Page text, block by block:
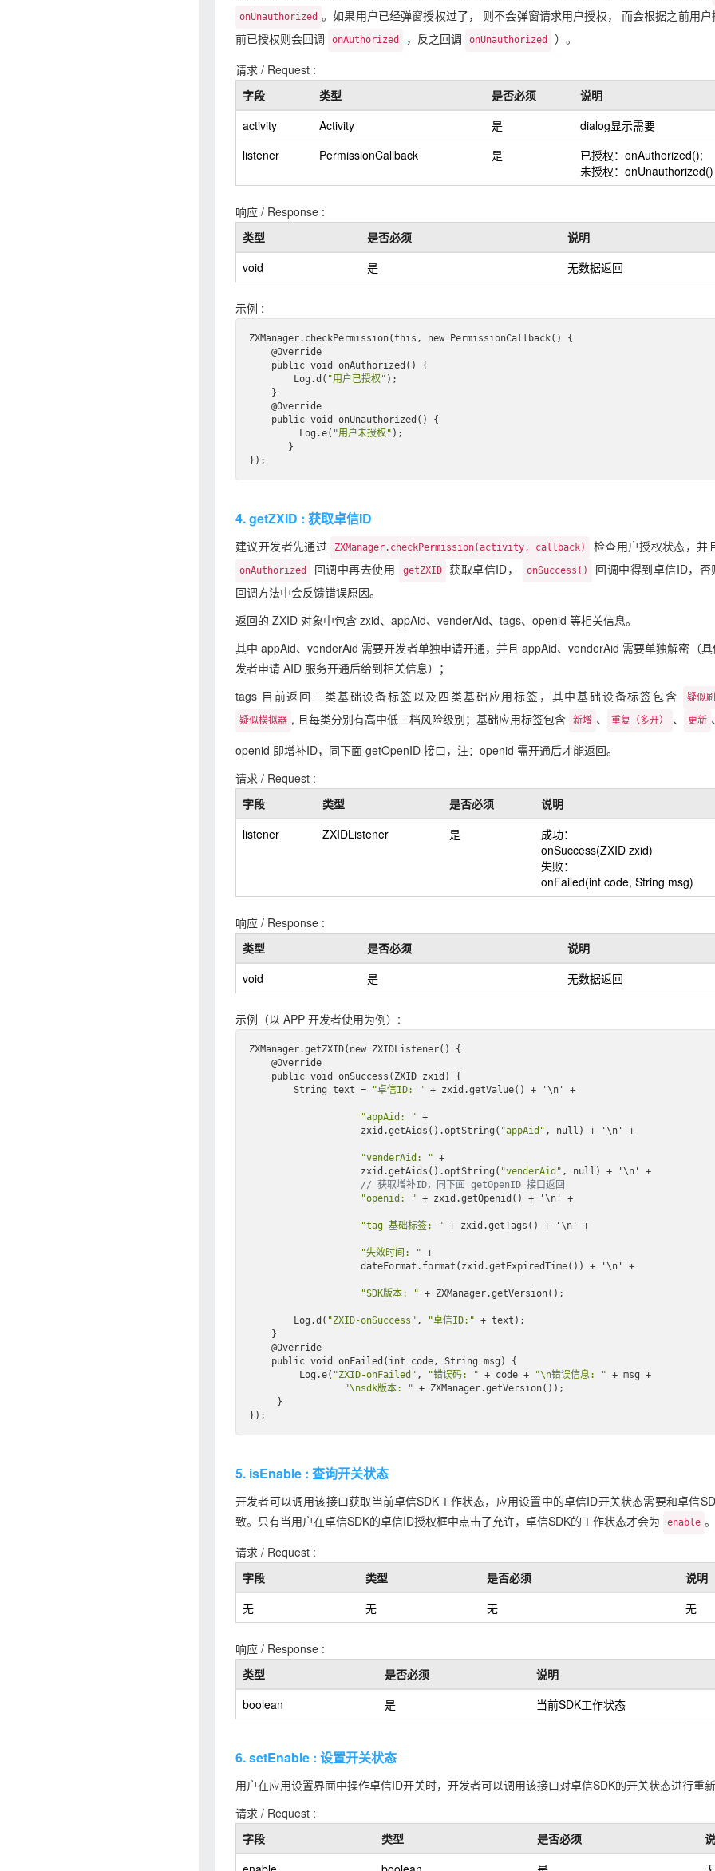
onUnauthorized 。如果用户已经弹窗授权过了， 则不会弹窗请求用户授权， 而会根据之前用
前已授权则会回调
onAuthorized ，反之回调 onUnauthorized
）。
请求 / Request :
字段
类型 是否必须
说明
activity
Activity 是
dialog显示需要
listener
PermissionCallback 是
已授权：onAuthorized();
未授权：onUnauthorized()
响应 / Response :
类型
是否必须
说明
void
是 无数据返回
示例 :
ZXManager. checkPermission(this , new PermissionCallback()
{
    public void on
Authorized()
{
Log .d( "用户已授权" );
    public void on
Unauthorized()
{
Log .e( "用户未授权" );
4. getZXID : 获取卓信ID
建议开发者先通过 ZXManager.checkPermission(activity, callback) 检查用户授权状态，并
onAuthorized 回调中再去使用 getZXID 获取卓信ID， onSuccess()
回调中得到卓信ID，
回调方法中会反馈错误原因。
返回的 ZXID 对象中包含 zxid、appAid、venderAid、tags、openid 等相关信息。
其中 appAid、venderAid 需要开发者单独申请开通，并且 appAid、venderAid 需要单独解密（
发者申请 AID 服务开通后给到相关信息）；
tags 目前返回三类基础设备标签以及四类基础应用标签，其中基础设备标签包含
疑似
疑似模拟器 , 且每类分别有高中低三档风险级别；基础应用标签包含 新增 、 重复（多开） 、 更新
openid 即增补ID，同下面 getOpenID 接口，注：openid 需开通后才能返回。
请求 / Request :
字段
类型 是否必须
说明
listener
ZXIDListener 是
成功：
onSuccess(ZXID zxid)
失败：
onFailed(int code, String msg)
响应 / Response :
类型
是否必须
说明
void
是 无数据返回
示例（以 APP 开发者使用为例）:
ZXManager.getZXID( new ZXIDListener()
{
    public void on
Success(ZXID zxid )
{
        String text =
"卓信ID: " + zxid.getValue() + '\n' +
"appAid: " +
                    zxid.get
Aids() .optString( "appAid" , null ) + '\n' +
"venderAid: " +
                    zxid.get
Aids() .optString( "venderAid" , null ) + '\n'
+
// 获取增补ID，同下面 getOpenID 接口返回
"openid: " + zxid.getOpenid() + '\n' +
"tag 基础标签: " + zxid.getTags() + '\n' +
"失效时间: " +
                    dateFormat.format(zxid.get
ExpiredTime() ) + '\n' +
"SDK版本: " + ZXManager.getVersion() ;
Log .d( "ZXID-onSuccess" , "卓信ID:" + text);
    public void on
Failed( int code, String msg )
{
Log .e( "ZXID-onFailed" , "错误码: " + code + "\n错误信息: " + msg +
"\nsdk版本: " + ZXManager.getVersion() );
5. isEnable : 查询开关状态
开发者可以调用该接口获取当前卓信SDK工作状态，应用设置中的卓信ID开关状态需要和卓信
致。只有当用户在卓信SDK的卓信ID授权框中点击了允许，卓信SDK的工作状态才会为
enable 。
请求 / Request :
字段
类型 是否必须
说明
无
无 无 无
响应 / Response :
类型
是否必须
说明
boolean
是 当前SDK工作状态
6. setEnable : 设置开关状态
用户在应用设置界面中操作卓信ID开关时，开发者可以调用该接口对卓信SDK的开关状态进行重
请求 / Request :
字段
类型 是否必须